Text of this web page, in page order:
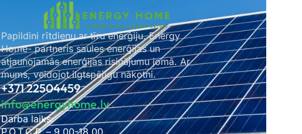
Papildini rītdienu ar tīru enerģiju. Energy
Home- partneris saules enerģijas un
atjaunojamās enerģijas risinājumu jomā. Ar
mums, veidojot ilgtspējīgu nākotni.
+371 22504459
info@energyhome.lv
Darba laiks:
P.O.T.C.P. – 9.00-18.00